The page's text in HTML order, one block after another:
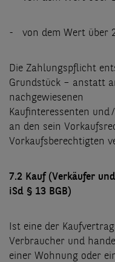
- von dem Wert über
Die Zahlungspflicht
Grundstück – anstatt
nachgewiesenen
Kaufinteressenten und
an den sein
Vorkaufsberechtigten
7.2 Kauf (Verkäufer
iSd § 13 BGB)
Ist eine der
Verbraucher und
einer Wohnung oder